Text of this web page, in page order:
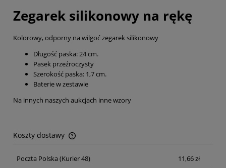
Zegarek silikonowy na rękę
Kolorowy, odporny na wilgoć zegarek silikonowy
Długość paska: 24 cm.
Pasek przeźroczysty
Szerokość paska: 1,7 cm.
Baterie w zestawie
Na innych naszych aukcjach inne wzory
Koszty dostawy
Cena nie zawiera ewentualnych kosztów płatności
Poczta Polska (Kurier 48) 11,66 zł